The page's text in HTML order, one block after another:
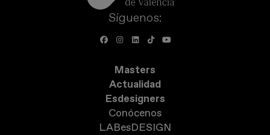
Síguenos:
Masters
Actualidad
Esdesigners
Conócenos
LABesDESIGN